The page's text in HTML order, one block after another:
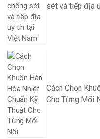
sét và tiếp địa
Cách Chọn
Cho Từng Mối